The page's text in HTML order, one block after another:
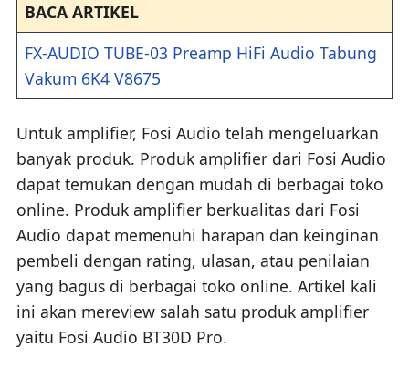
BACA ARTIKEL
FX-AUDIO TUBE-03 Preamp HiFi Audio Tabung
Vakum 6K4 V8675
Untuk amplifier, Fosi Audio telah mengeluarkan
banyak produk. Produk amplifier dari Fosi Audio
dapat temukan dengan mudah di berbagai toko
online. Produk amplifier berkualitas dari Fosi
Audio dapat memenuhi harapan dan keinginan
pembeli dengan rating, ulasan, atau penilaian
yang bagus di berbagai toko online. Artikel kali
ini akan mereview salah satu produk amplifier
yaitu Fosi Audio BT30D Pro.